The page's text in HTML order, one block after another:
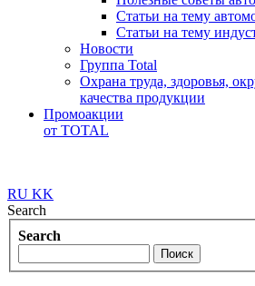
Статьи на тему
Статьи на тему
Новости
Группа Total
Охрана труда, здоровья,
качества продукции
Промоакции
от TOTAL
RU KK
Search
Search